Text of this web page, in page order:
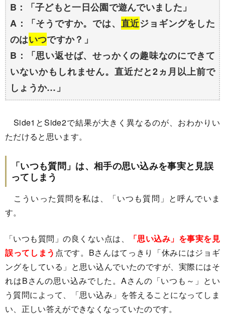
B：「子どもと一日公園で遊んでいました」
A：「そうですか。では、 直近ジョギングをした
のはいつですか？」
B：「思い返せば、せっかくの趣味なのにできて
いないかもしれません。直近だと2ヵ月以上前で
しょうか…」
Side1とSide2で結果が大きく異なるのが、おわかりい
ただけると思います。
「いつも質問」は、相手の思い込みを事実と見誤
ってしまう
こういった質問を私は、「いつも質問」と呼んでいま
す。
「いつも質問」の良くない点は、
「思い込み」を事実を見
誤ってしまう 点です。Bさんはてっきり「休みにはジョギ
ングをしている」と思い込んでいたのですが、実際にはそ
れはBさんの思い込みでした。Aさんの「いつも～」とい
う質問によって、「思い込み」を答えることになってしま
い、正しい答えができなくなっていたのです。